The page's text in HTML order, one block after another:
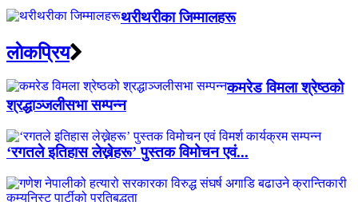
थरीथरीका जिम्मालहरू
लाेकप्रिय
कमरेड विमला श्रेष्ठको
श्रद्धाञ्जलीसभा सम्पन्न
‘रगतले इतिहास लेख्नेहरू’ पुस्तक विमोचन एवं...